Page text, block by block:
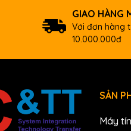
GIAO HÀNG
Với đơn hàng
10.000.000đ
SẢN
Máy